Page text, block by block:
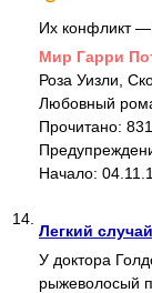
Их конфликт —
Mир Гарри
Роза Уизли,
Любовный
Прочитано:
Начало:
14.
Легкий случай
У доктора
рыжеволосый